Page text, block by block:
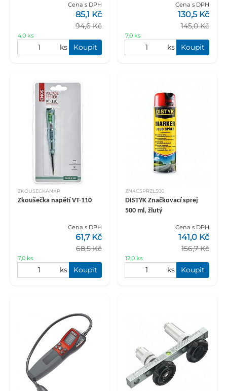
Cena s DPH
94,6 Kč
85,1 Kč
4,0 ks
ks Koupit
Cena s DPH
145,0 Kč
130,5 Kč
7,0 ks
ks Koupit
ZKOUSECKANAP
Zkoušečka napětí VT-110
Cena s DPH
68,5 Kč
61,7 Kč
7,0 ks
ks Koupit
ZNACSPRZL500
DISTYK Značkovací sprej
500 ml, žlutý
Cena s DPH
156,7 Kč
141,0 Kč
12,0 ks
ks Koupit